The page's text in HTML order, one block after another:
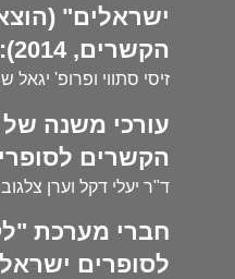
ישראלים"
הקשרים, 2014):
זיסי סתווי ופרופ' יגאל
עורכי משנה של
הקשרים
ד"ר יעלי דקל וערן צלגוב
חברי מערכת
לסופרים